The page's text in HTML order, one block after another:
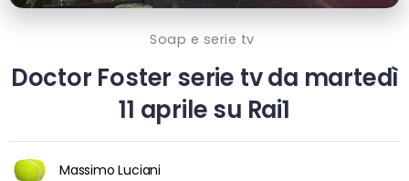
Soap e serie tv
Doctor Foster serie tv da martedì
11 aprile su Rai1
Massimo Luciani